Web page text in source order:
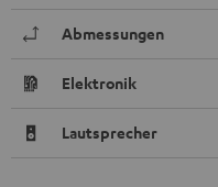
Abmessungen
Elektronik
Lautsprecher